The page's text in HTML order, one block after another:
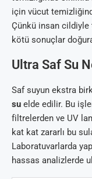
için vücut
Çünkü insan
kötü sonuçlar
Ultra Saf Su
Saf suyun ekstra
su elde edilir. Bu
filtrelerden ve UV
kat kat zararlı bu
Laboratuvarlarda
hassas analizlerde